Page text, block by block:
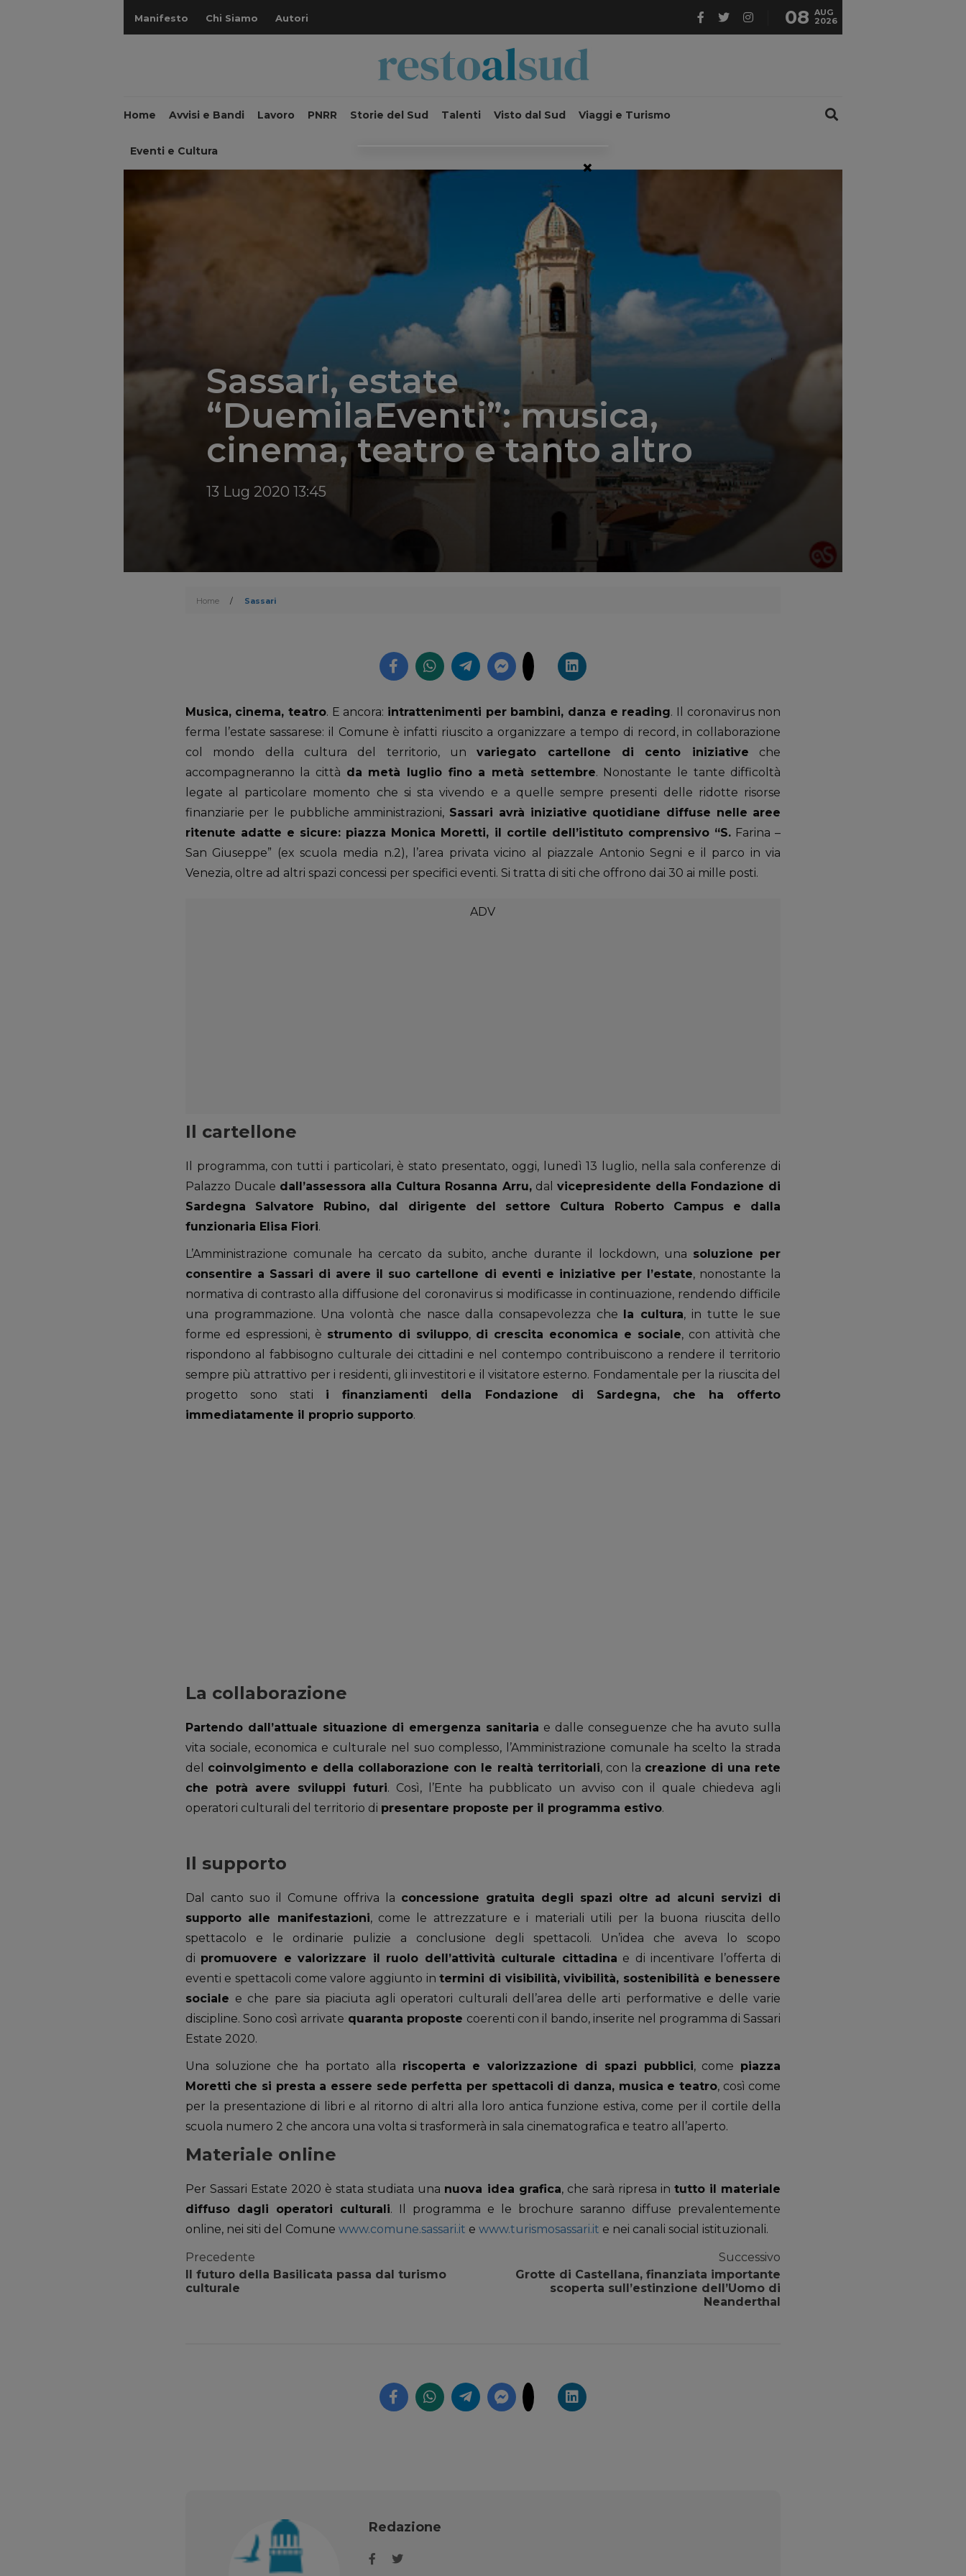
Manifesto Chi Siamo Autori 08 AUG
2026
Home Avvisi e Bandi Lavoro PNRR Storie del Sud Talenti Visto dal Sud Viaggi e Turismo
Eventi e Cultura
';
Sassari, estate
“DuemilaEventi”: musica,
cinema, teatro e tanto altro
13 Lug 2020 13:45
Home / Sassari
Musica, cinema, teatro. E ancora: intrattenimenti per bambini, danza e reading. Il coronavirus non
ferma l’estate sassarese: il Comune è infatti riuscito a organizzare a tempo di record, in collaborazione
col mondo della cultura del territorio, unvariegato cartellone di cento iniziative che
accompagneranno la città da metà luglio fino a metà settembre. Nonostante le tante difficoltà
legate al particolare momento che si sta vivendo e a quelle sempre presenti delle ridotte risorse
finanziarie per le pubbliche amministrazioni, Sassari avrà iniziative quotidiane diffuse nelle aree
ritenute adatte e sicure: piazza Monica Moretti, il cortile dell’istituto comprensivo “S.Farina –
San Giuseppe” (ex scuola media n.2), l’area privata vicino al piazzale Antonio Segni e il parco in via
Venezia, oltre ad altri spazi concessi per specifici eventi. Si tratta di siti che offrono dai 30 ai mille posti.
Il cartellone
Il programma, con tutti i particolari, è stato presentato, oggi, lunedì 13 luglio, nella sala conferenze di
Palazzo Ducale dall’assessora alla Cultura Rosanna Arru,dal vicepresidente della Fondazione di
Sardegna Salvatore Rubino, dal dirigente del settore Cultura Roberto Campus e dalla
funzionaria Elisa Fiori.
L’Amministrazione comunale ha cercato da subito, anche durante il lockdown, una soluzione per
consentire a Sassari di avere il suo cartellone di eventi e iniziative per l’estate, nonostante la
normativa di contrasto alla diffusione del coronavirus si modificasse in continuazione, rendendo difficile
una programmazione. Una volontà che nasce dalla consapevolezza che la cultura, in tutte le sue
forme ed espressioni, è strumento di sviluppo, di crescita economica e sociale, con attività che
rispondono al fabbisogno culturale dei cittadini e nel contempo contribuiscono a rendere il territorio
sempre più attrattivo per i residenti, gli investitori e il visitatore esterno. Fondamentale per la riuscita del
progetto sono stati i finanziamenti della Fondazione di Sardegna, che ha offerto
immediatamente il proprio supporto.
La collaborazione
Partendo dall’attuale situazione di emergenza sanitaria e dalle conseguenze che ha avuto sulla
vita sociale, economica e culturale nel suo complesso, l’Amministrazione comunale ha scelto la strada
del coinvolgimento e della collaborazione con le realtà territoriali, con la creazione di una rete
che potrà avere sviluppi futuri. Così, l’Ente ha pubblicato un avviso con il quale chiedeva agli
operatori culturali del territorio di presentare proposte per il programma estivo.
Il supporto
Dal canto suo il Comune offriva la concessione gratuita degli spazi oltre ad alcuni servizi di
supporto alle manifestazioni, come le attrezzature e i materiali utili per la buona riuscita dello
spettacolo e le ordinarie pulizie a conclusione degli spettacoli. Un’idea che aveva lo scopo
di promuovere e valorizzare il ruolo dell’attività culturale cittadina e di incentivare l’offerta di
eventi e spettacoli come valore aggiunto intermini di visibilità, vivibilità, sostenibilità e benessere
sociale e che pare sia piaciuta agli operatori culturali dell’area delle arti performative e delle varie
discipline. Sono così arrivate quaranta proposte coerenti con il bando, inserite nel programma di Sassari
Estate 2020.
Una soluzione che ha portato alla riscoperta e valorizzazione di spazi pubblici, come piazza
Moretti che si presta a essere sede perfetta per spettacoli di danza, musica e teatro, così come
per la presentazione di libri e al ritorno di altri alla loro antica funzione estiva, come per il cortile della
scuola numero 2 che ancora una volta si trasformerà in sala cinematografica e teatro all’aperto.
Materiale online
Per Sassari Estate 2020 è stata studiata una nuova idea grafica, che sarà ripresa in tutto il materiale
diffuso dagli operatori culturali. Il programma e le brochure saranno diffuse prevalentemente
online, nei siti del Comune www.comune.sassari.it e www.turismosassari.it e nei canali social istituzionali.
Precedente
Il futuro della Basilicata passa dal turismo
culturale
Successivo
Grotte di Castellana, finanziata importante
scoperta sull’estinzione dell’Uomo di
Neanderthal
Redazione
×